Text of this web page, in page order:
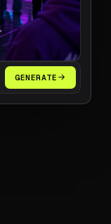
GENERATE